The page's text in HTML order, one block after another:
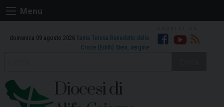
Skip
to
Menu
domenica 09 agosto 2026 Santa Teresa Benedetta della
Croce (Edith) Stein, vergine
Facebook
Youtube
RSS
Diocesi di